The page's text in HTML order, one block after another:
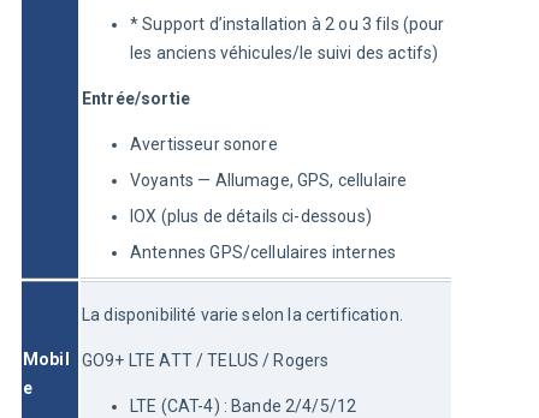
* Support d’installation à 2 ou 3 fils (pour
les anciens véhicules/le suivi des actifs)
Entrée/sortie
Avertisseur sonore
Voyants — Allumage, GPS, cellulaire
IOX (plus de détails ci-dessous)
Antennes GPS/cellulaires internes
Mobil
e
La disponibilité varie selon la certification.
GO9+ LTE ATT / TELUS / Rogers
LTE (CAT-4) : Bande 2/4/5/12